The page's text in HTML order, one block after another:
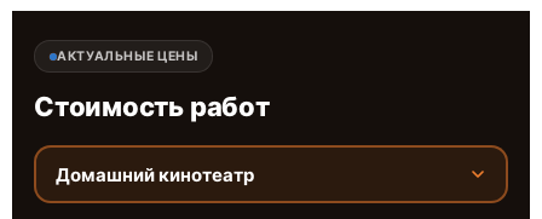
АКТУАЛЬНЫЕ ЦЕНЫ
Стоимость работ
Домашний кинотеатр